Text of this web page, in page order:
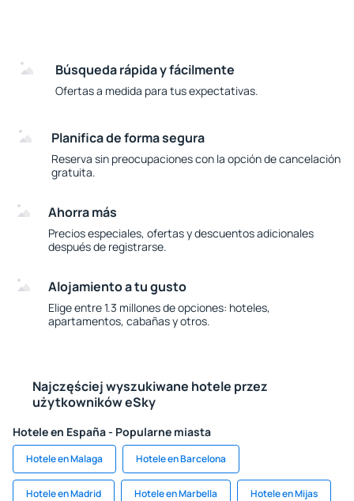
Búsqueda rápida y fácilmente
Ofertas a medida para tus expectativas.
Planifica de forma segura
Reserva sin preocupaciones con la opción de cancelación
gratuita.
Ahorra más
Precios especiales, ofertas y descuentos adicionales
después de registrarse.
Alojamiento a tu gusto
Elige entre 1.3 millones de opciones: hoteles,
apartamentos, cabañas y otros.
Najczęściej wyszukiwane hotele przez
użytkowników eSky
Hotele en España - Popularne miasta
Hotele en Malaga Hotele en Barcelona
Hotele en Madrid Hotele en Marbella Hotele en Mijas